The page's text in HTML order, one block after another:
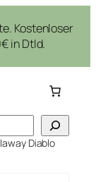
Kostenloser
in Dtld.
Diablo